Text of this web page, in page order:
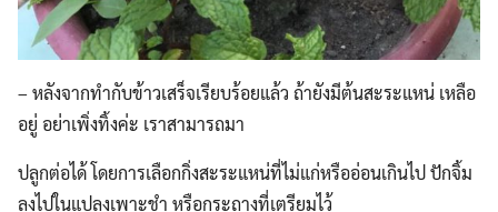
– หลังจากทำกับข้าวเสร็จเรียบร้อยแล้ว ถ้ายังมีต้นสะระแหน่ เหลือ
อยู่ อย่าเพิ่งทิ้งค่ะ เราสามารถมา
ปลูกต่อได้ โดยการเลือกกิ่งสะระแหน่ที่ไม่แก่หรืออ่อนเกินไป ปักจิ้ม
ลงไปในแปลงเพาะชำ หรือกระถางที่เตรียมไว้